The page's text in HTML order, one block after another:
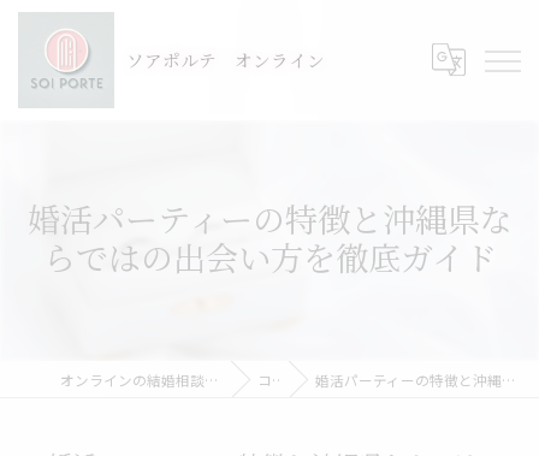
ソアポルテ オンライン
婚活パーティーの特徴と沖縄県な
らではの出会い方を徹底ガイド
オンラインの結婚相談所ならSOI PORTE-ソアポルテ コラム 婚活パーティーの特徴と沖縄県ならではの出会い方を徹底ガイド